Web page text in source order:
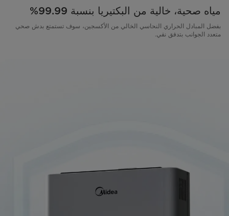
مياه صحية، خالية من البكتيريا بنسبة 99.99%
بفضل المبادل الحراري النحاسي الخالي من الأكسجين، سوف تستمتع بدش صحي
متعدد الجوانب بتدفق نقي.